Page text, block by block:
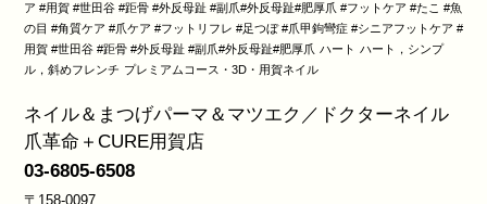
ア #用賀 #世田谷 #距骨 #外反母趾 #副爪#外反母趾#肥厚爪 #フットケア #たこ #魚
の目 #角質ケア #爪ケア #フットリフレ #足つぼ #爪甲鉤彎症 #シニアフットケア #
用賀 #世田谷 #距骨 #外反母趾 #副爪#外反母趾#肥厚爪 ハート ハート，シンプ
ル，斜めフレンチ プレミアムコース・3D・用賀ネイル
ネイル＆まつげパーマ＆マツエク／ドクターネイル
爪革命＋CURE用賀店
03-6805-6508
〒158-0097